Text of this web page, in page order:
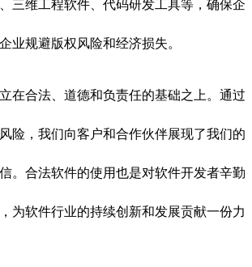
三维工程软件、代码研发工具等，确保企
业规避版权风险和经济损失。
在合法、道德和负责任的基础之上。通过
险，我们向客户和合作伙伴展现了我们的
。合法软件的使用也是对软件开发者辛勤
为软件行业的持续创新和发展贡献一份力